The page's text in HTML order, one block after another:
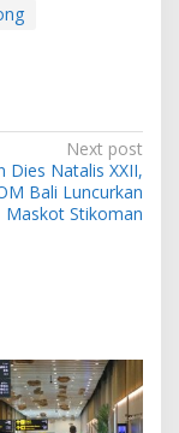
Next post
Dies Natalis XXII,
Bali Luncurkan
Maskot Stikoman